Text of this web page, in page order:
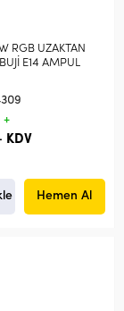
RGB UZAKTAN
E14 AMPUL
+
KDV
Hemen Al